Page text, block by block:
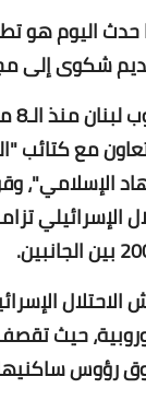
اليوم هو
شكوى إلى
مع
الإسلامي"،
الإسرائيلي
حيث
رؤوس